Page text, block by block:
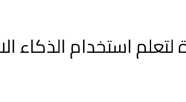
استخدام الذكاء